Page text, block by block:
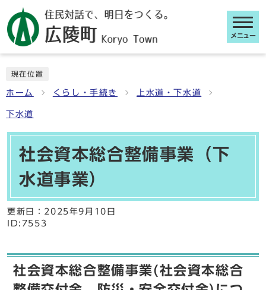
メニュー
現在位置
ホーム くらし・手続き 上水道・下水道
下水道
社会資本総合整備事業（下
水道事業）
更新日： 2025年9月10日
ID:7553
社会資本総合整備事業(社会資本総合